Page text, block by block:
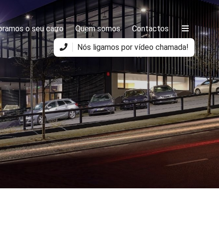
o seu carro Quem somos
Contactos
Nós ligamos por vídeo chamada!